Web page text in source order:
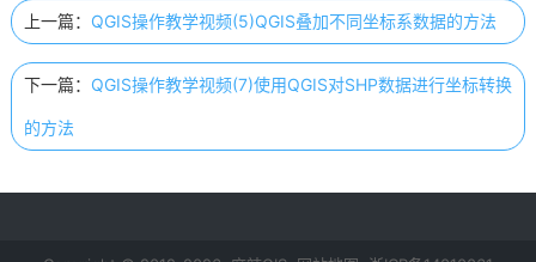
上一篇： QGIS操作教学视频(5)QGIS叠加不同坐标系数据的方法
下一篇： QGIS操作教学视频(7)使用QGIS对SHP数据进行坐标转换
的方法